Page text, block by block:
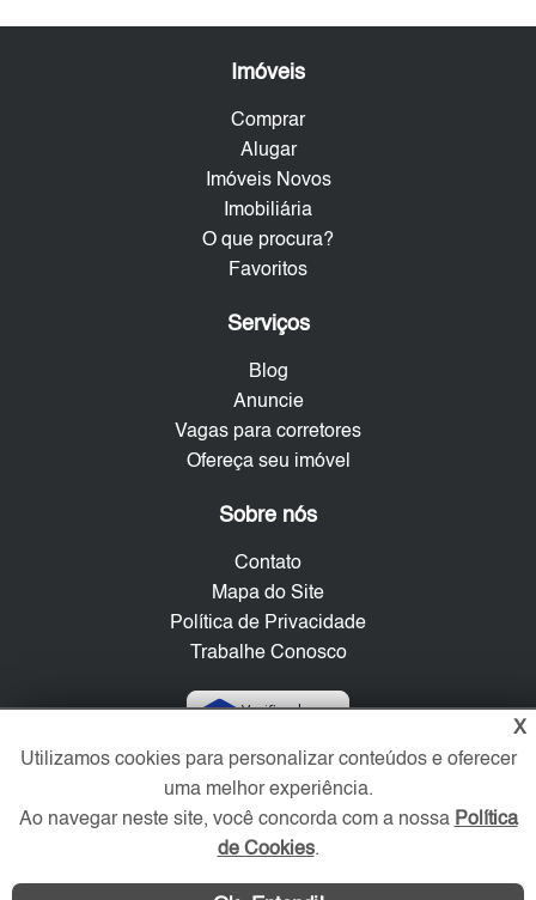
Imóveis
Comprar
Alugar
Imóveis Novos
Imobiliária
O que procura?
Favoritos
Serviços
Blog
Anuncie
Vagas para corretores
Ofereça seu imóvel
Sobre nós
Contato
Mapa do Site
Política de Privacidade
Trabalhe Conosco
Verificada por
Redes Sociais
X
Utilizamos cookies para personalizar conteúdos e oferecer
uma melhor experiência.
Ao navegar neste site, você concorda com a nossa Política
de Cookies.